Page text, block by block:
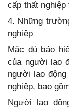
cấp thất nghiệp
4. Những
nghiệp
Mặc dù bảo
của người lao
người lao
nghiệp, bao
Người lao